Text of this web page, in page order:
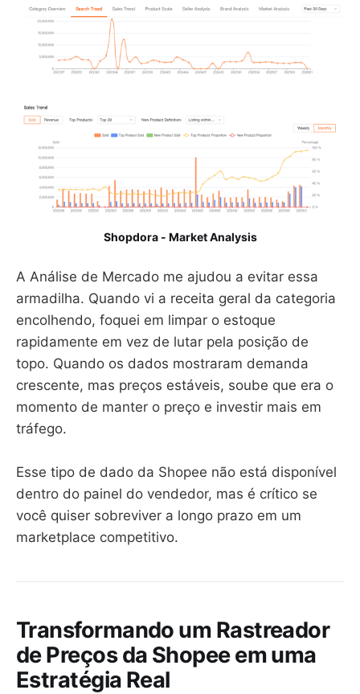
Shopdora - Market Analysis
A Análise de Mercado me ajudou a evitar essa
armadilha. Quando vi a receita geral da categoria
encolhendo, foquei em limpar o estoque
rapidamente em vez de lutar pela posição de
topo. Quando os dados mostraram demanda
crescente, mas preços estáveis, soube que era o
momento de manter o preço e investir mais em
tráfego.
Esse tipo de dado da Shopee não está disponível
dentro do painel do vendedor, mas é crítico se
você quiser sobreviver a longo prazo em um
marketplace competitivo.
Transformando um Rastreador
de Preços da Shopee em uma
Estratégia Real